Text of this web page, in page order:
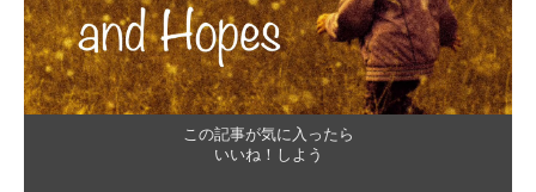
この記事が気に入ったら
いいね！しよう